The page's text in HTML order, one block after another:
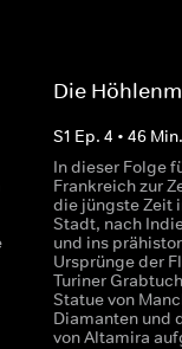
Die
S1 Ep. 4 • 46Min.
In dieser Folge
Frankreich zur
die jüngste Zeit
Stadt, nach
und ins
Ursprünge der
Turiner
Statue von
Diamanten und
von Altamira